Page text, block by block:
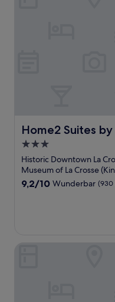
Home2 Suites
Home2 Suites by
3.0-
Sterne-
Unterkunft
Historic Downtown La
Museum of La Crosse
9.2
9,2/10 Wunderbar (930